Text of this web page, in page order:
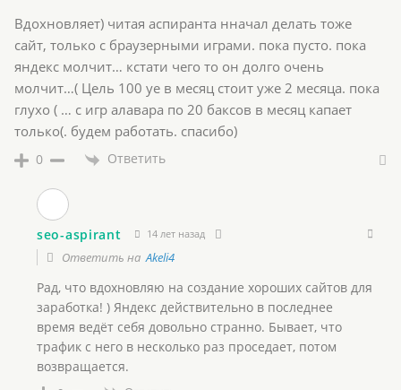
Вдохновляет) читая аспиранта нначал делать тоже
сайт, только с браузерными играми. пока пусто. пока
яндекс молчит… кстати чего то он долго очень
молчит…( Цель 100 уе в месяц стоит уже 2 месяца. пока
глухо ( … с игр алавара по 20 баксов в месяц капает
только(. будем работать. спасибо)
0 Ответить
seo-aspirant 14 лет назад
Ответить наAkeli4
Рад, что вдохновляю на создание хороших сайтов для
заработка! ) Яндекс действительно в последнее
время ведёт себя довольно странно. Бывает, что
трафик с него в несколько раз проседает, потом
возвращается.